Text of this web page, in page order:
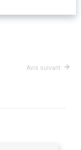
Avis suivant